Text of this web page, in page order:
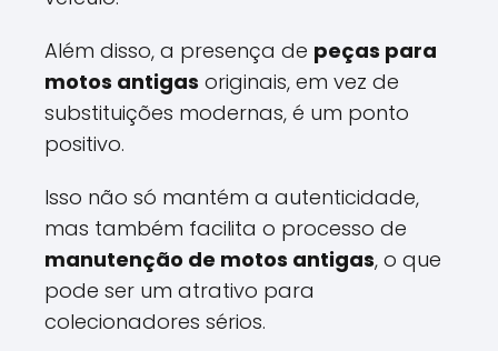
Além disso, a presença de peças para
motos antigas originais, em vez de
substituições modernas, é um ponto
positivo.
Isso não só mantém a autenticidade,
mas também facilita o processo de
manutenção de motos antigas, o que
pode ser um atrativo para
colecionadores sérios.